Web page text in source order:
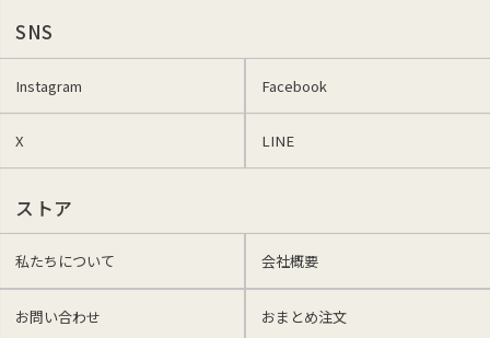
SNS
Instagram Facebook
X LINE
ストア
私たちについて 会社概要
お問い合わせ おまとめ注文